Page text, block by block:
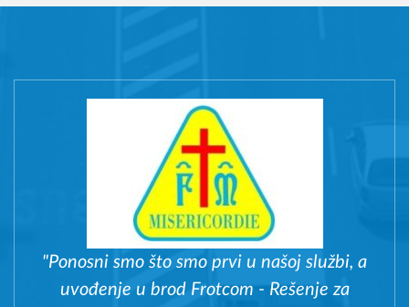
"Ponosni smo što smo prvi u našoj službi, a
uvođenje u brod Frotcom - Rešenje za